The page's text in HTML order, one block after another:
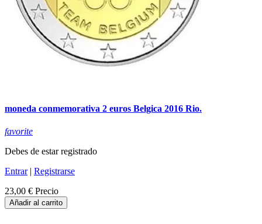
moneda conmemorativa 2 euros Belgica 2016 Rio.
favorite
Debes de estar registrado
Entrar| Registrarse
23,00 € Precio
Añadir al carrito